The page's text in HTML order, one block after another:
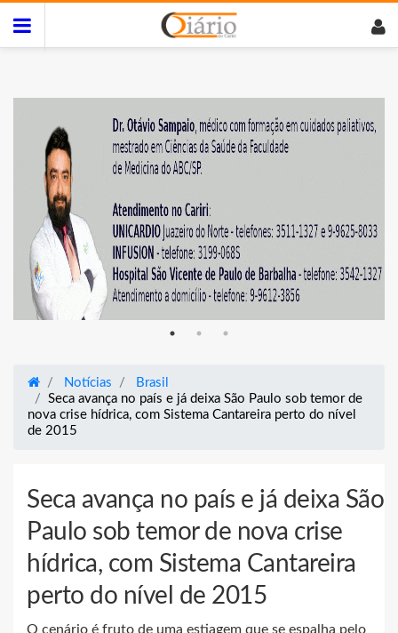
Notícias
Brasil
Seca avança no país e já deixa São Paulo sob temor de
nova crise hídrica, com Sistema Cantareira perto do nível
de 2015
Seca avança no país e já deixa São
Paulo sob temor de nova crise
hídrica, com Sistema Cantareira
perto do nível de 2015
O cenário é fruto de uma estiagem que se espalha pelo